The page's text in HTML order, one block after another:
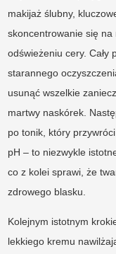
makijaż ślubny,
skoncentrowanie się na
odświeżeniu cery. Cały
starannego
usunąć wszelkie
martwy naskórek.
po tonik, który
pH – to niezwykle
co z kolei sprawi, że
zdrowego blasku.
Kolejnym istotnym
lekkiego kremu